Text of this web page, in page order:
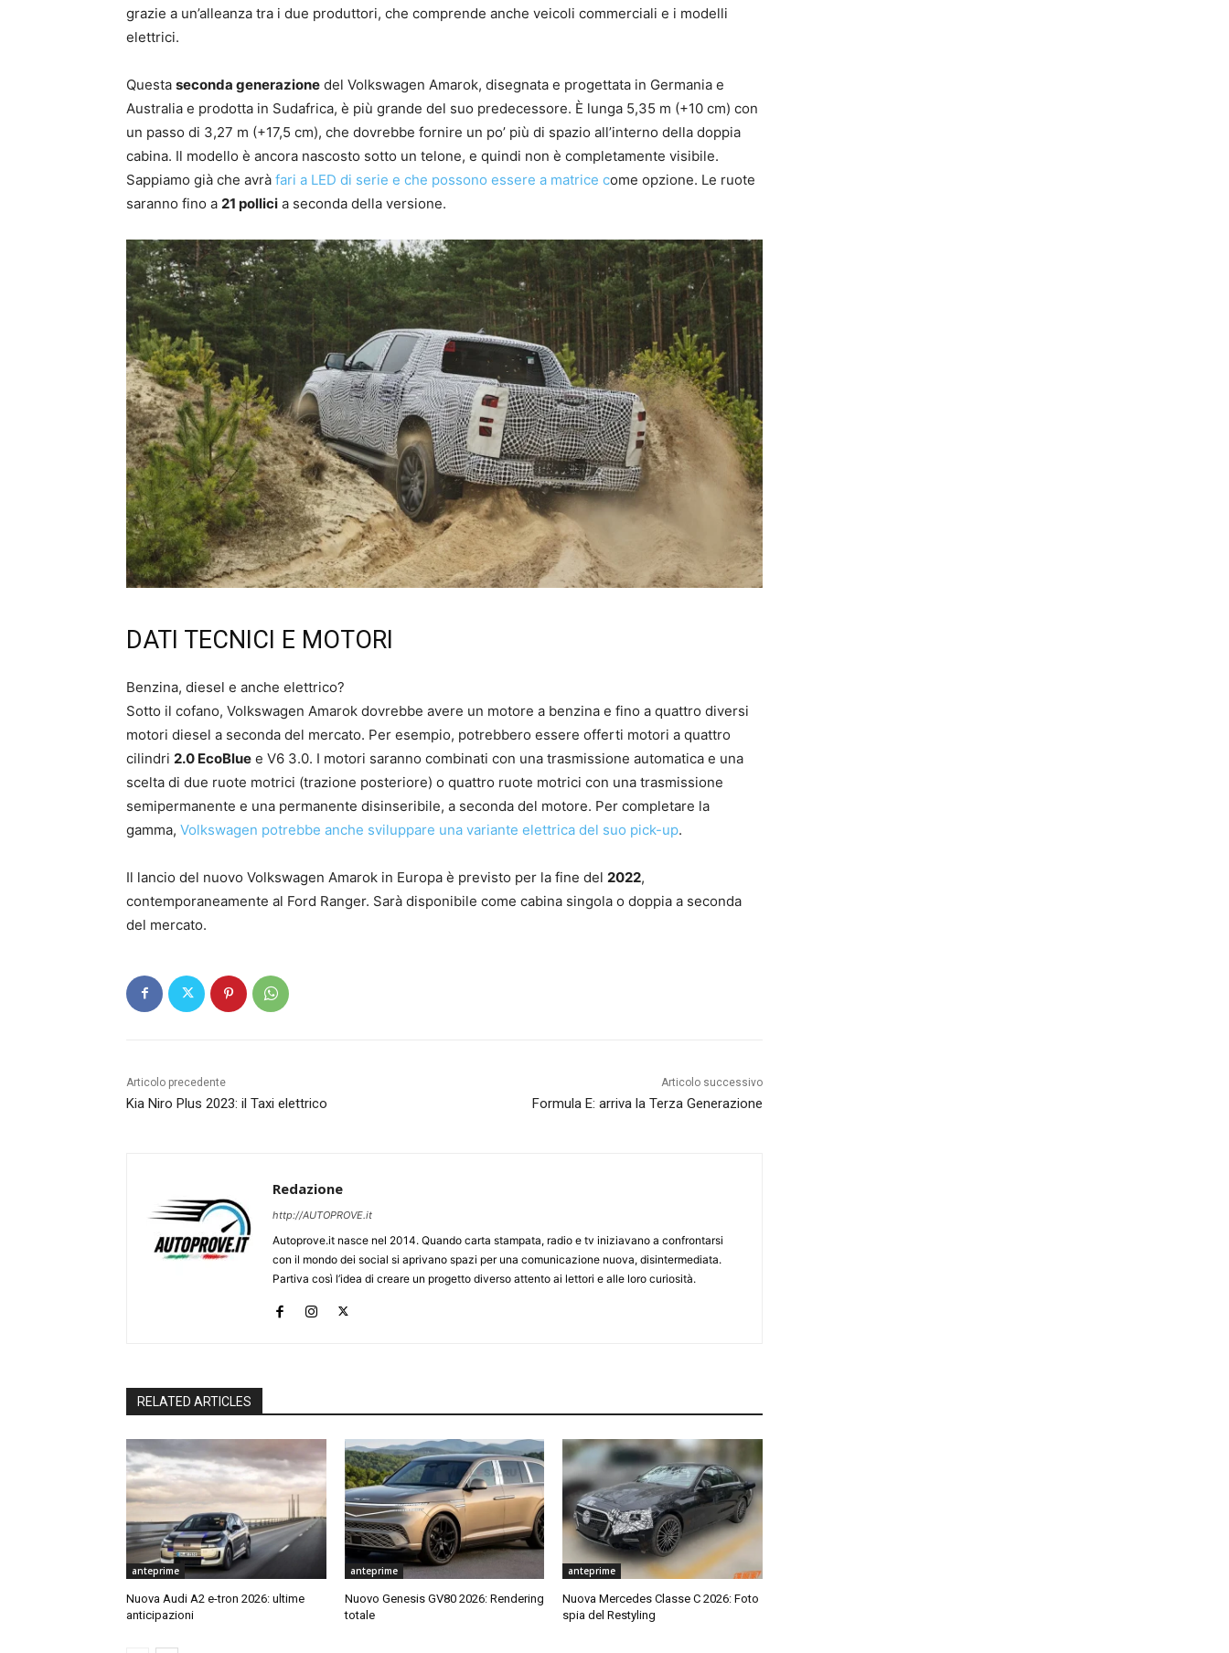
grazie a un’alleanza tra i due produttori, che comprende anche veicoli commerciali e i modelli
elettrici.
Questa seconda generazione del Volkswagen Amarok, disegnata e progettata in Germania e
Australia e prodotta in Sudafrica, è più grande del suo predecessore. È lunga 5,35 m (+10 cm) con
un passo di 3,27 m (+17,5 cm), che dovrebbe fornire un po’ più di spazio all’interno della doppia
cabina. Il modello è ancora nascosto sotto un telone, e quindi non è completamente visibile.
Sappiamo già che avrà fari a LED di serie e che possono essere a matrice come opzione. Le ruote
saranno fino a 21 pollici a seconda della versione.
DATI TECNICI E MOTORI
Benzina, diesel e anche elettrico?
Sotto il cofano, Volkswagen Amarok dovrebbe avere un motore a benzina e fino a quattro diversi
motori diesel a seconda del mercato. Per esempio, potrebbero essere offerti motori a quattro
cilindri 2.0 EcoBlue e V6 3.0. I motori saranno combinati con una trasmissione automatica e una
scelta di due ruote motrici (trazione posteriore) o quattro ruote motrici con una trasmissione
semipermanente e una permanente disinseribile, a seconda del motore. Per completare la
gamma, Volkswagen potrebbe anche sviluppare una variante elettrica del suo pick-up.
Il lancio del nuovo Volkswagen Amarok in Europa è previsto per la fine del 2022,
contemporaneamente al Ford Ranger. Sarà disponibile come cabina singola o doppia a seconda
del mercato.
Articolo precedente
Kia Niro Plus 2023: il Taxi elettrico
Articolo successivo
Formula E: arriva la Terza Generazione
Redazione
http://AUTOPROVE.it
Autoprove.it nasce nel 2014. Quando carta stampata, radio e tv iniziavano a confrontarsi
con il mondo dei social si aprivano spazi per una comunicazione nuova, disintermediata.
Partiva così l’idea di creare un progetto diverso attento ai lettori e alle loro curiosità.
RELATED ARTICLES
anteprime
Nuova Audi A2 e-tron 2026: ultime
anticipazioni
anteprime
Nuovo Genesis GV80 2026: Rendering
totale
anteprime
Nuova Mercedes Classe C 2026: Foto
spia del Restyling